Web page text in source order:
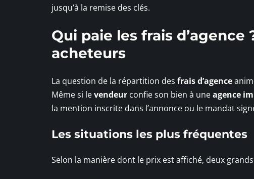
jusqu’à la remise des clés.
Qui paie les frais
acheteurs
La question de la répartition des frais d’agence
Même si levendeur confie son bien à uneagence
la mention inscrite dans l’annonce ou le mandat
Les situations les plus fréquentes
Selon la manière dont le prix est affiché, deux